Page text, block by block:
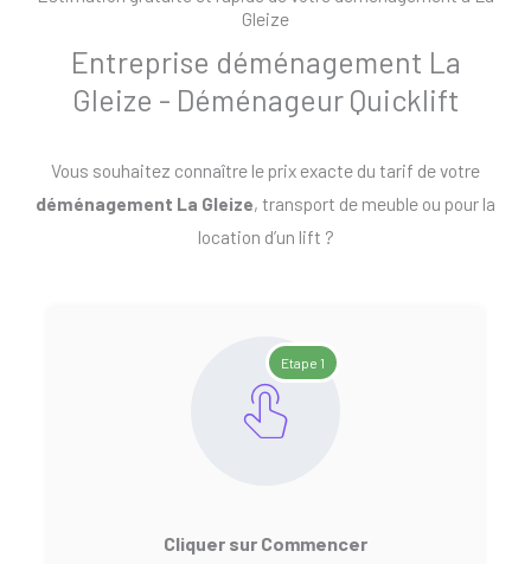
Gleize
Entreprise déménagement La
Gleize - Déménageur Quicklift
Vous souhaitez connaître le prix exacte du tarif de votre
déménagement La Gleize, transport de meuble ou pour la
location d’un lift ?
Etape 1
Cliquer sur Commencer